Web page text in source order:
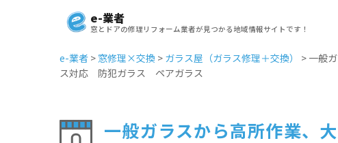
e-業者
窓とドアの修理リフォーム業者が見つかる地域情報サイトです！
e-業者 > 窓修理×交換 > ガラス屋（ガラス修理＋交換） > 一般
ス対応 防犯ガラス ペアガラス
一般ガラスから高所作業、